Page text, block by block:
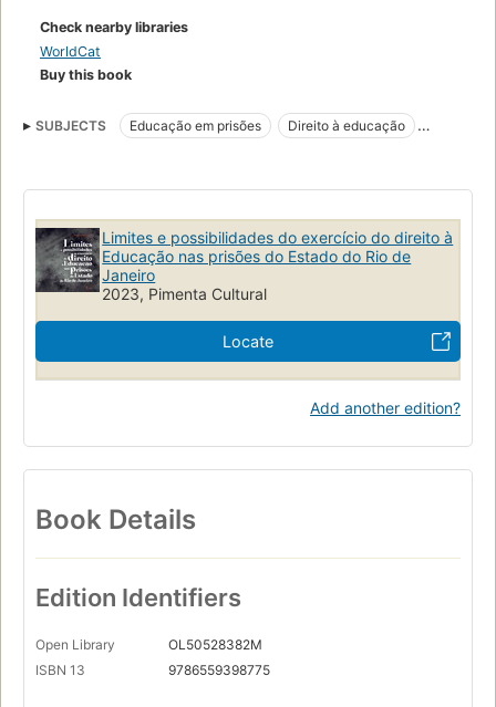
Check nearby libraries
WorldCat
Buy this book
SUBJECTS Educação em prisões
Direito à educação
Limites e possibilidades do exercício do direito à
Educação nas prisões do Estado do Rio de
Janeiro
2023, Pimenta Cultural
Locate
Add another edition?
Book Details
Edition Identifiers
Open Library
OL50528382M
ISBN 13
9786559398775